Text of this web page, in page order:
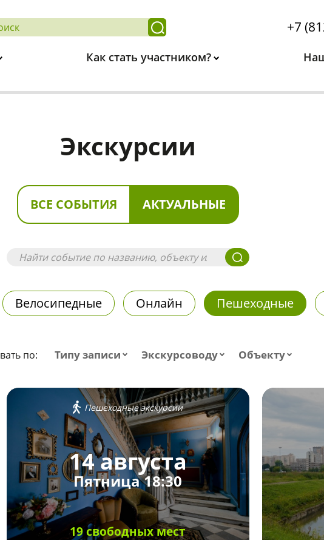
+7
Как стать участником?
Экскурсии
ВСЕ СОБЫТИЯ АКТУАЛЬНЫЕ
Велосипедные Онлайн Пешеходные
по: Типу записи Экскурсоводу Объекту
Пешеходные экскурсии
14 августа
Пятница 18:30
19 свободных мест